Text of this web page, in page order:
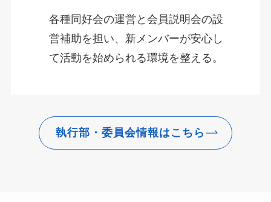
各種同好会の運営と会員説明会の設
営補助を担い、新メンバーが安心し
て活動を始められる環境を整える。
執行部・委員会情報はこちら